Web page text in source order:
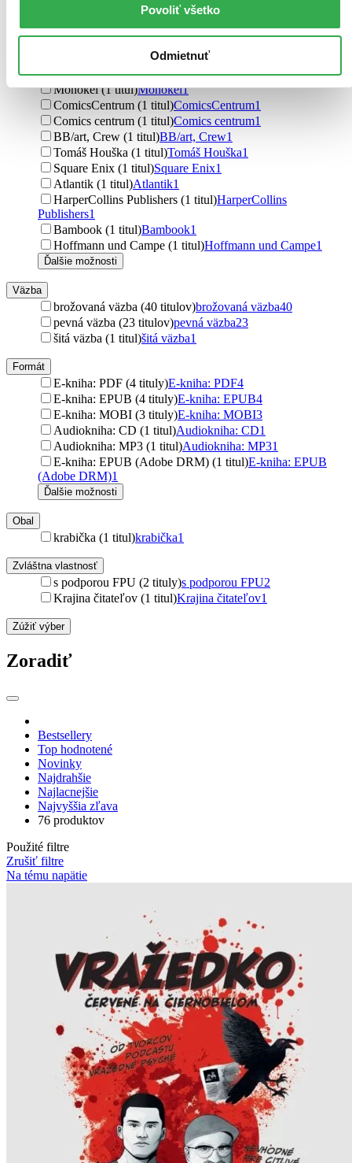
Povoliť všetko
Odmietnuť
INTEREZ MEDIA (2 tituly)INTEREZ MEDIA
BRAK (2 tituly)BRAK2
Labyrint1
Pearson (1 titul)Pearson1
Monokel (1 titul)Monokel1
ComicsCentrum (1 titul)ComicsCentrum1
Comics centrum (1 titul)Comics centrum1
BB/art, Crew (1 titul)BB/art, Crew1
Tomáš Houška (1 titul)Tomáš Houška1
Square Enix (1 titul)Square Enix1
Atlantik (1 titul)Atlantik1
HarperCollins Publishers (1 titul)HarperCollins
Publishers1
Bambook (1 titul)Bambook1
Hoffmann und Campe (1 titul)Hoffmann und Campe1
Ďalšie možnosti
Väzba
brožovaná väzba (40 titulov)brožovaná väzba40
pevná väzba (23 titulov)pevná väzba23
šitá väzba (1 titul)šitá väzba1
Formát
E-kniha: PDF (4 tituly)E-kniha: PDF4
E-kniha: EPUB (4 tituly)E-kniha: EPUB4
E-kniha: MOBI (3 tituly)E-kniha: MOBI3
Audiokniha: CD (1 titul)Audiokniha: CD1
Audiokniha: MP3 (1 titul)Audiokniha: MP31
E-kniha: EPUB (Adobe DRM) (1 titul)E-kniha: EPUB
(Adobe DRM)1
Ďalšie možnosti
Obal
krabička (1 titul)krabička1
Zvláštna vlastnosť
s podporou FPU (2 tituly)s podporou FPU2
Krajina čitateľov (1 titul)Krajina čitateľov1
Zúžiť výber
Zoradiť
Bestsellery
Top hodnotené
Novinky
Najdrahšie
Najlacnejšie
Najvyššia zľava
76 produktov
Použité filtre
Zrušiť filtre
Na tému napätie